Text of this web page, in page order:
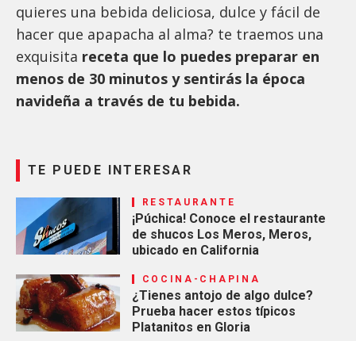
quieres una bebida deliciosa, dulce y fácil de
hacer que apapacha al alma? te traemos una
exquisita receta que lo puedes preparar en
menos de 30 minutos y sentirás la época
navideña a través de tu bebida.
TE PUEDE INTERESAR
RESTAURANTE
¡Púchica! Conoce el restaurante
de shucos Los Meros, Meros,
ubicado en California
COCINA-CHAPINA
¿Tienes antojo de algo dulce?
Prueba hacer estos típicos
Platanitos en Gloria